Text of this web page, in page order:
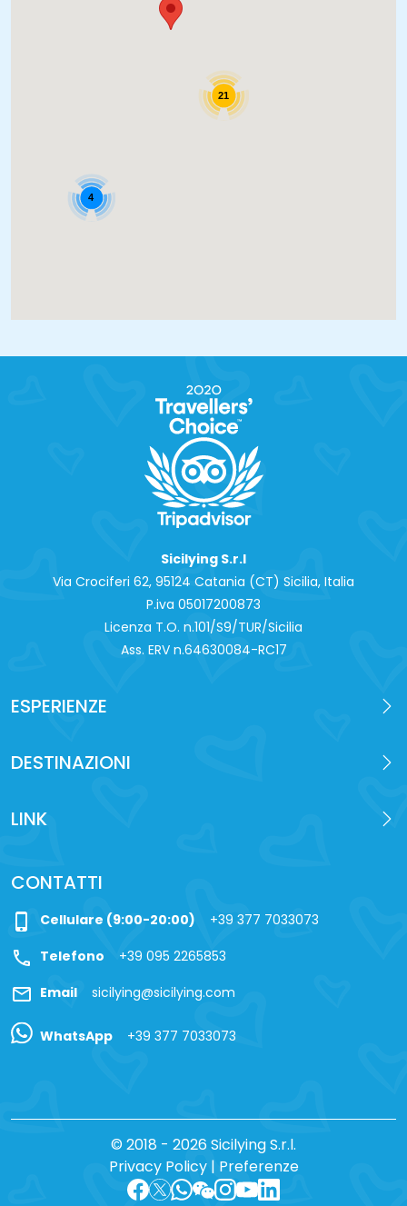
21
4
Sicilying S.r.l
Via Crociferi 62, 95124 Catania (CT) Sicilia, Italia
P.iva 0‍5017200873
Licenza T.O. n.101/S9/TUR/Sicilia
Ass. ERV n.64630084-RC17
ESPERIENZE
DESTINAZIONI
LINK
CONTATTI
phone_iphone Cellulare (9:00-20:00) +39 377 7033073
call Telefono +39 095 2265853
mail Email sicilying@sicilying.com
WhatsApp +39 377 7033073
© 2018 - 2026 Sicilying S.r.l.
Privacy Policy| Preferenze